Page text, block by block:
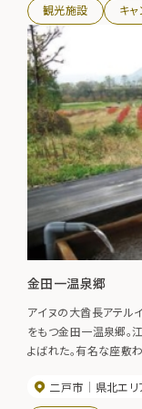
観光施設 キ
金田一温泉郷
アイヌの大酋長アテル
をもつ金田一温泉郷。
よばれた。有名な座敷
数。 二戸市 県北エリ